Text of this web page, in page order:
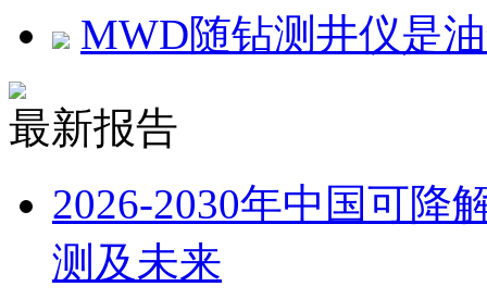
MWD随钻测井仪是
最新报告
2026-2030年中国可降
测及未来